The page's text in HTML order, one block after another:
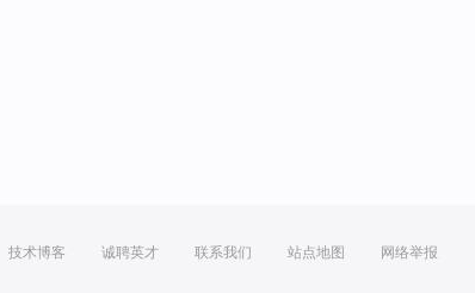
技术博客 诚聘英才 联系我们 站点地图 网络举报